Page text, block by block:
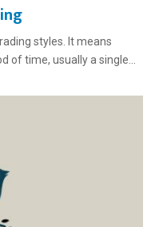
styles. It means
of time, usually a single...